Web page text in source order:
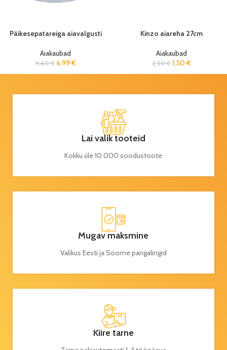
Päikesepatareiga aiavalgusti
Aiakaubad
11,60€ 6,99€
Kinzo aiareha 27cm
Aiakaubad
2,50€ 1,50 €
Lai valik tooteid
Kokku üle 10 000 soodustoote
Mugav maksmine
Valikus Eesti ja Soome pangalingid
Kiire tarne